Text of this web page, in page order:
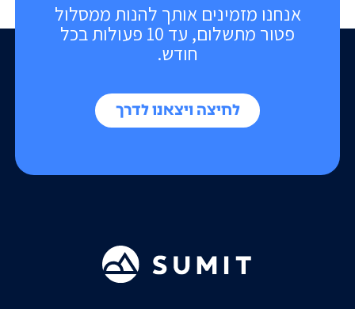
אנחנו מזמינים אותך להנות ממסלול
פטור מתשלום, עד 10 פעולות בכל
חודש.
לחיצה ויצאנו לדרך